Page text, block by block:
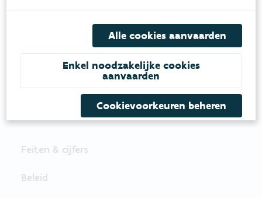
Daarvoor zetten we samen met partners in op
een duurzaam lucht-, water- en klimaatbeleid.
VOLG VMM OP SOCIALE MEDIA
Feiten & cijfers
Beleid
Alle cookies aanvaarden
Enkel noodzakelijke cookies
aanvaarden
Cookievoorkeuren beheren